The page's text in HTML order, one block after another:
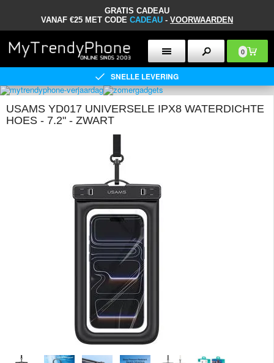
GRATIS CADEAU
VANAF €25 MET CODE CADEAU - VOORWAARDEN
0
SNELLE LEVERING
USAMS YD017 UNIVERSELE IPX8 WATERDICHTE
HOES - 7.2" - ZWART